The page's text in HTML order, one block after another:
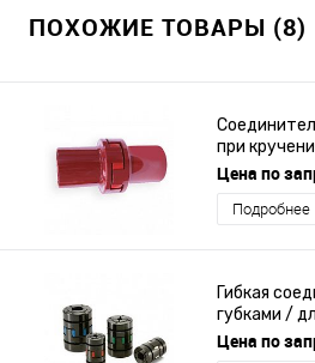
ПОХОЖИЕ ТОВАРЫ (8)
при
стали / с
Цена по
Подробнее
Гибкая
губками /
стали
Цена по